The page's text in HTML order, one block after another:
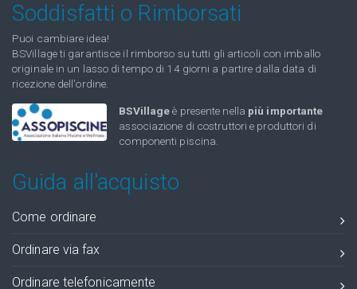
Soddisfatti o Rimborsati
Puoi cambiare idea!
BSVillage ti garantisce il rimborso su tutti gli articoli con imballo
originale in un lasso di tempo di 14 giorni a partire dalla data di
ricezione dell'ordine.
BSVillageè presente nella più importante
associazione di costruttori e produttori di
componenti piscina.
Guida all'acquisto
Come ordinare
Ordinare via fax
Ordinare telefonicamente